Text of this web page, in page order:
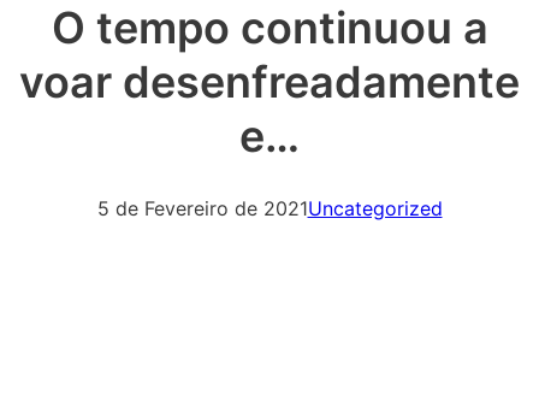
O tempo continuou a
voar desenfreadamente
e…
5 de Fevereiro de 2021Uncategorized